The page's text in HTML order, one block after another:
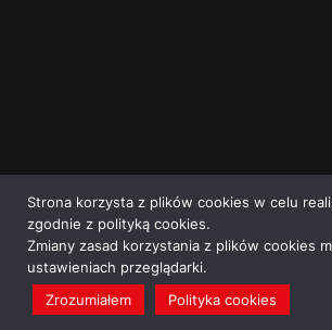
Strona korzysta z plików cookies w celu
zgodnie z polityką cookies.
Zmiany zasad korzystania z plików cookies
ustawieniach przeglądarki.
Zrozumiałem
Polityka cookies